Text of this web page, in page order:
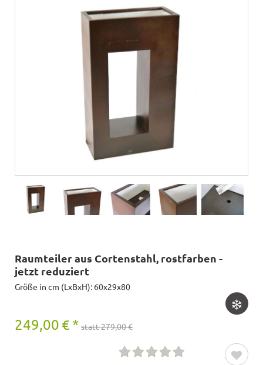
Raumteiler aus Cortenstahl, rostfarben -
jetzt reduziert
Größe in cm (LxBxH): 60x29x80
249,00 € * statt 279,00 €